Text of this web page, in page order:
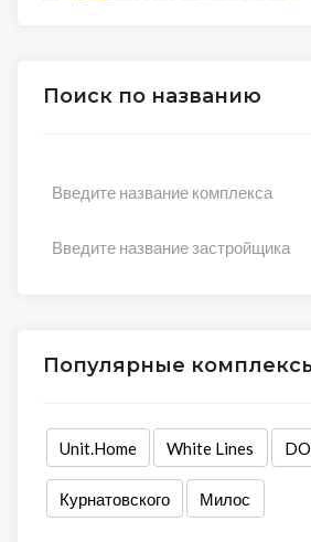
Поиск по названию
Введите название комплекса
Введите название застройщика
Популярные
Unit.Home White Lines
Курнатовского Милос